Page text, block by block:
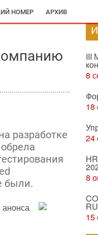
НОМЕР АРХИВ
разработке
были.
анонса
III
8
18
24
8
15